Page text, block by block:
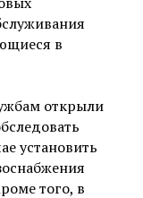
в
открыли
установить
того, в